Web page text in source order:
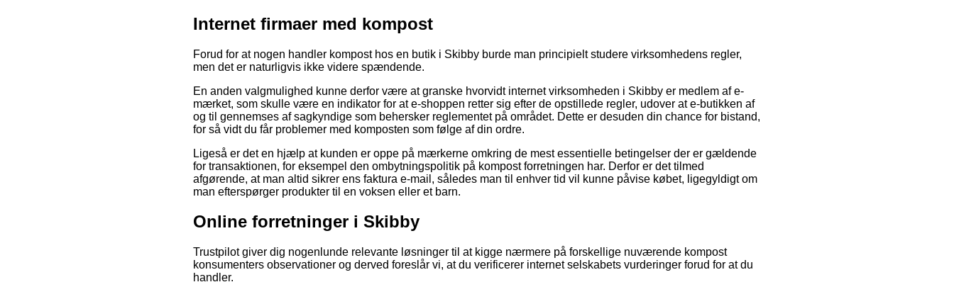
Internet firmaer med kompost
Forud for at nogen handler kompost hos en butik i Skibby burde man principielt studere virksomhedens regler,
men det er naturligvis ikke videre spændende.
En anden valgmulighed kunne derfor være at granske hvorvidt internet virksomheden i Skibby er medlem af e-
mærket, som skulle være en indikator for at e-shoppen retter sig efter de opstillede regler, udover at e-butikken af
og til gennemses af sagkyndige som behersker reglementet på området. Dette er desuden din chance for bistand,
for så vidt du får problemer med komposten som følge af din ordre.
Ligeså er det en hjælp at kunden er oppe på mærkerne omkring de mest essentielle betingelser der er gældende
for transaktionen, for eksempel den ombytningspolitik på kompost forretningen har. Derfor er det tilmed
afgørende, at man altid sikrer ens faktura e-mail, således man til enhver tid vil kunne påvise købet, ligegyldigt om
man efterspørger produkter til en voksen eller et barn.
Online forretninger i Skibby
Trustpilot giver dig nogenlunde relevante løsninger til at kigge nærmere på forskellige nuværende kompost
konsumenters observationer og derved foreslår vi, at du verificerer internet selskabets vurderinger forud for at du
handler.